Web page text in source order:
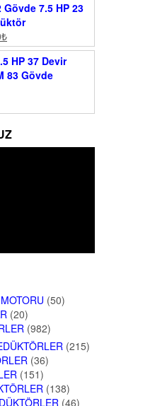
Gövde 7.5 HP 23
₺
HP 37 Devir
83 Gövde
(50)
(20)
(982)
(215)
(36)
(151)
(138)
(46)